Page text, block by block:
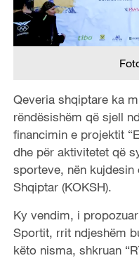
Qeveria shqiptare ka
rëndësishëm që sjell
financimin e projektit
dhe për aktivitetet që
sporteve, nën
Shqiptar (KOKSH).
Ky vendim, i
Sportit, rrit ndjeshëm
këto nisma, shkruan